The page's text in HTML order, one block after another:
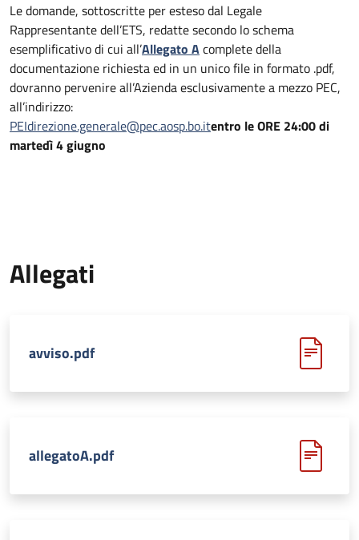
Le domande, sottoscritte per esteso dal Legale
Rappresentante dell’ETS, redatte secondo lo schema
esemplificativo di cui all’Allegato Acomplete della
documentazione richiesta ed in un unico file in formato .pdf,
dovranno pervenire all’Azienda esclusivamente a mezzo PEC,
all’indirizzo:
PEIdirezione.generale@pec.aosp.bo.itentro le ORE 24:00 di
martedì 4 giugno
Allegati
avviso.pdf
allegatoA.pdf